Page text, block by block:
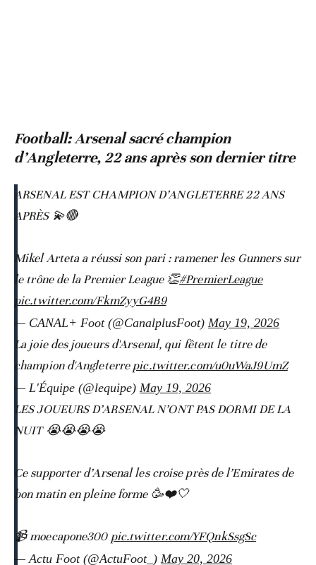
Football: Arsenal sacré champion
d’Angleterre, 22 ans après son dernier titre
ARSENAL EST CHAMPION D’ANGLETERRE 22 ANS
APRÈS 💫🔴
Mikel Arteta a réussi son pari : ramener les Gunners sur
le trône de la Premier League 👏#PremierLeague
pic.twitter.com/FkmZyyG4B9
— CANAL+ Foot (@CanalplusFoot) May 19, 2026
La joie des joueurs d'Arsenal, qui fêtent le titre de
champion d'Angleterrepic.twitter.com/u0uWaJ9UmZ
— L'Équipe (@lequipe) May 19, 2026
LES JOUEURS D’ARSENAL N’ONT PAS DORMI DE LA
NUIT 😭😭😭😭
Ce supporter d’Arsenal les croise près de l’Emirates de
bon matin en pleine forme 🥳❤️🤍
📹 moecapone300 pic.twitter.com/YFQnkSsgSc
— Actu Foot (@ActuFoot_) May 20, 2026